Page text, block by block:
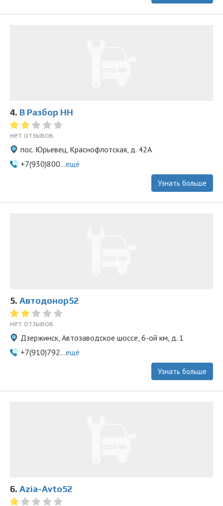
4. В Разбор НН
нет отзывов
пос. Юрьевец, Краснофлотская, д. 42А
+7(930)800...ещё
Узнать больше
5. Автодонор52
нет отзывов
Дзержинск, Автозаводское шоссе, 6-ой км, д. 1
+7(910)792...ещё
Узнать больше
6. Azia-Avto52